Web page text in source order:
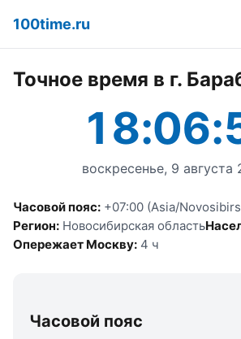
100time.ru
Точное время в г.
воскресенье, 9 августа
Часовой пояс: +07:00 (Asia/
Регион: Новосибирская область
Опережает Москву: 4 ч
Часовой пояс